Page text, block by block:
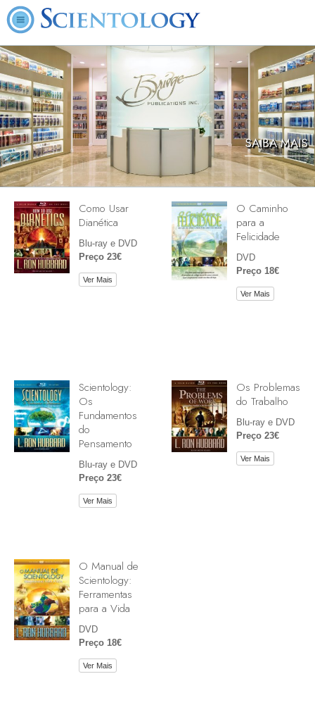
SAIBA MAIS
Como Usar
Dianética
Blu-ray e DVD
Preço 23€
Ver Mais
O Caminho
para a
Felicidade
DVD
Preço 18€
Ver Mais
Scientology:
Os
Fundamentos
do
Pensamento
Blu-ray e DVD
Preço 23€
Ver Mais
Os Problemas
do Trabalho
Blu-ray e DVD
Preço 23€
Ver Mais
O Manual de
Scientology:
Ferramentas
para a Vida
DVD
Preço 18€
Ver Mais